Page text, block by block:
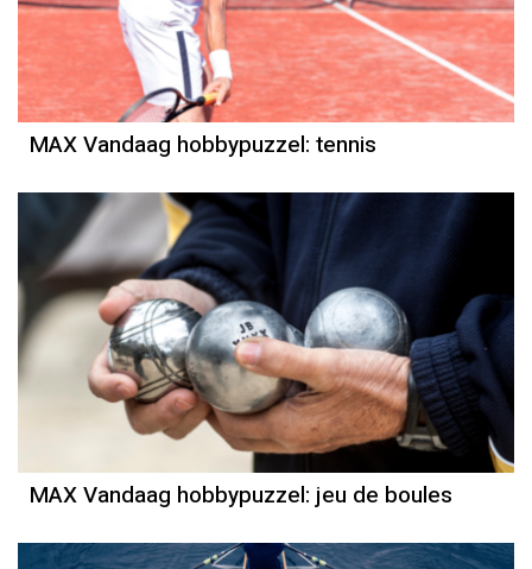
MAX Vandaag hobbypuzzel: tennis
MAX Vandaag hobbypuzzel: jeu de boules